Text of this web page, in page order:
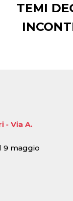
TEMI
- Via A.
9 maggio